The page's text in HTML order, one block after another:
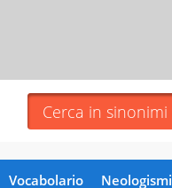
Vocabolario Neologismi